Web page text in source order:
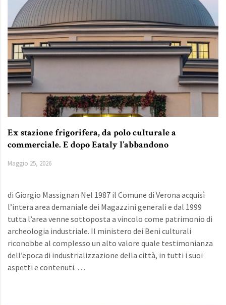
Ex stazione frigorifera, da polo culturale a
commerciale. E dopo Eataly l’abbandono
Maggio 25, 2026
di Giorgio Massignan Nel 1987 il Comune di Verona acquisì
l’intera area demaniale dei Magazzini generali e dal 1999
tutta l’area venne sottoposta a vincolo come patrimonio di
archeologia industriale. Il ministero dei Beni culturali
riconobbe al complesso un alto valore quale testimonianza
dell’epoca di industrializzazione della città, in tutti i suoi
aspetti e contenuti. …